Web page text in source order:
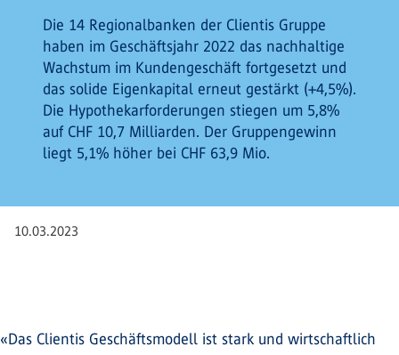
Die 14 Regionalbanken der Clientis Gruppe
haben im Geschäftsjahr 2022 das nachhaltige
Wachstum im Kundengeschäft fortgesetzt und
das solide Eigenkapital erneut gestärkt (+4,5%).
Die Hypothekarforderungen stiegen um 5,8%
auf CHF 10,7 Milliarden. Der Gruppengewinn
liegt 5,1% höher bei CHF 63,9 Mio.
10.03.2023
«Das Clientis Geschäftsmodell ist stark und wirtschaftlich